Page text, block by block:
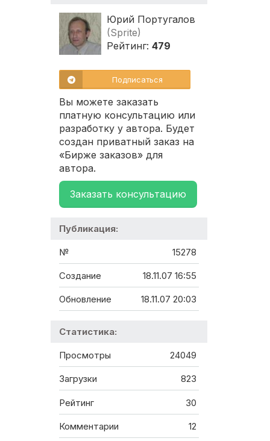
Юрий Португалов
(Sprite)
Рейтинг: 479
Подписаться
Вы можете заказать
платную консультацию или
разработку у автора. Будет
создан приватный заказ на
«Бирже заказов» для
автора.
Заказать консультацию
Публикация:
№ 15278
Создание 18.11.07 16:55
Обновление 18.11.07 20:03
Статистика:
Просмотры 24049
Загрузки 823
Рейтинг 30
Комментарии 12